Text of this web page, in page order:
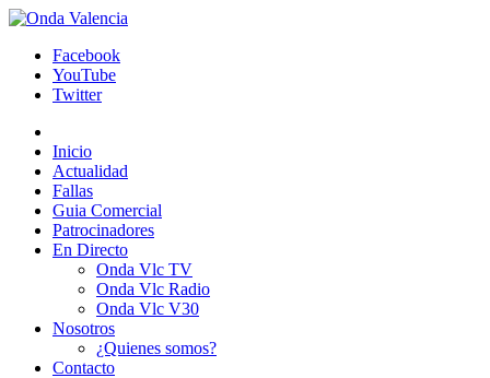
Facebook
YouTube
Twitter
Inicio
Actualidad
Fallas
Guia Comercial
Patrocinadores
En Directo
Onda Vlc TV
Onda Vlc Radio
Onda Vlc V30
Nosotros
¿Quienes somos?
Contacto